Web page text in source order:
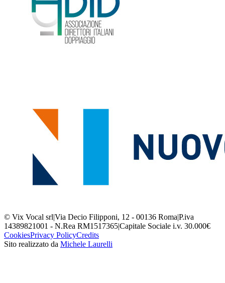
© Vix Vocal srl|Via Decio Filipponi, 12 - 00136 Roma|P.iva
14389821001 - N.Rea RM1517365|Capitale Sociale i.v. 30.000€
CookiesPrivacy PolicyCredits
Sito realizzato da Michele Laurelli